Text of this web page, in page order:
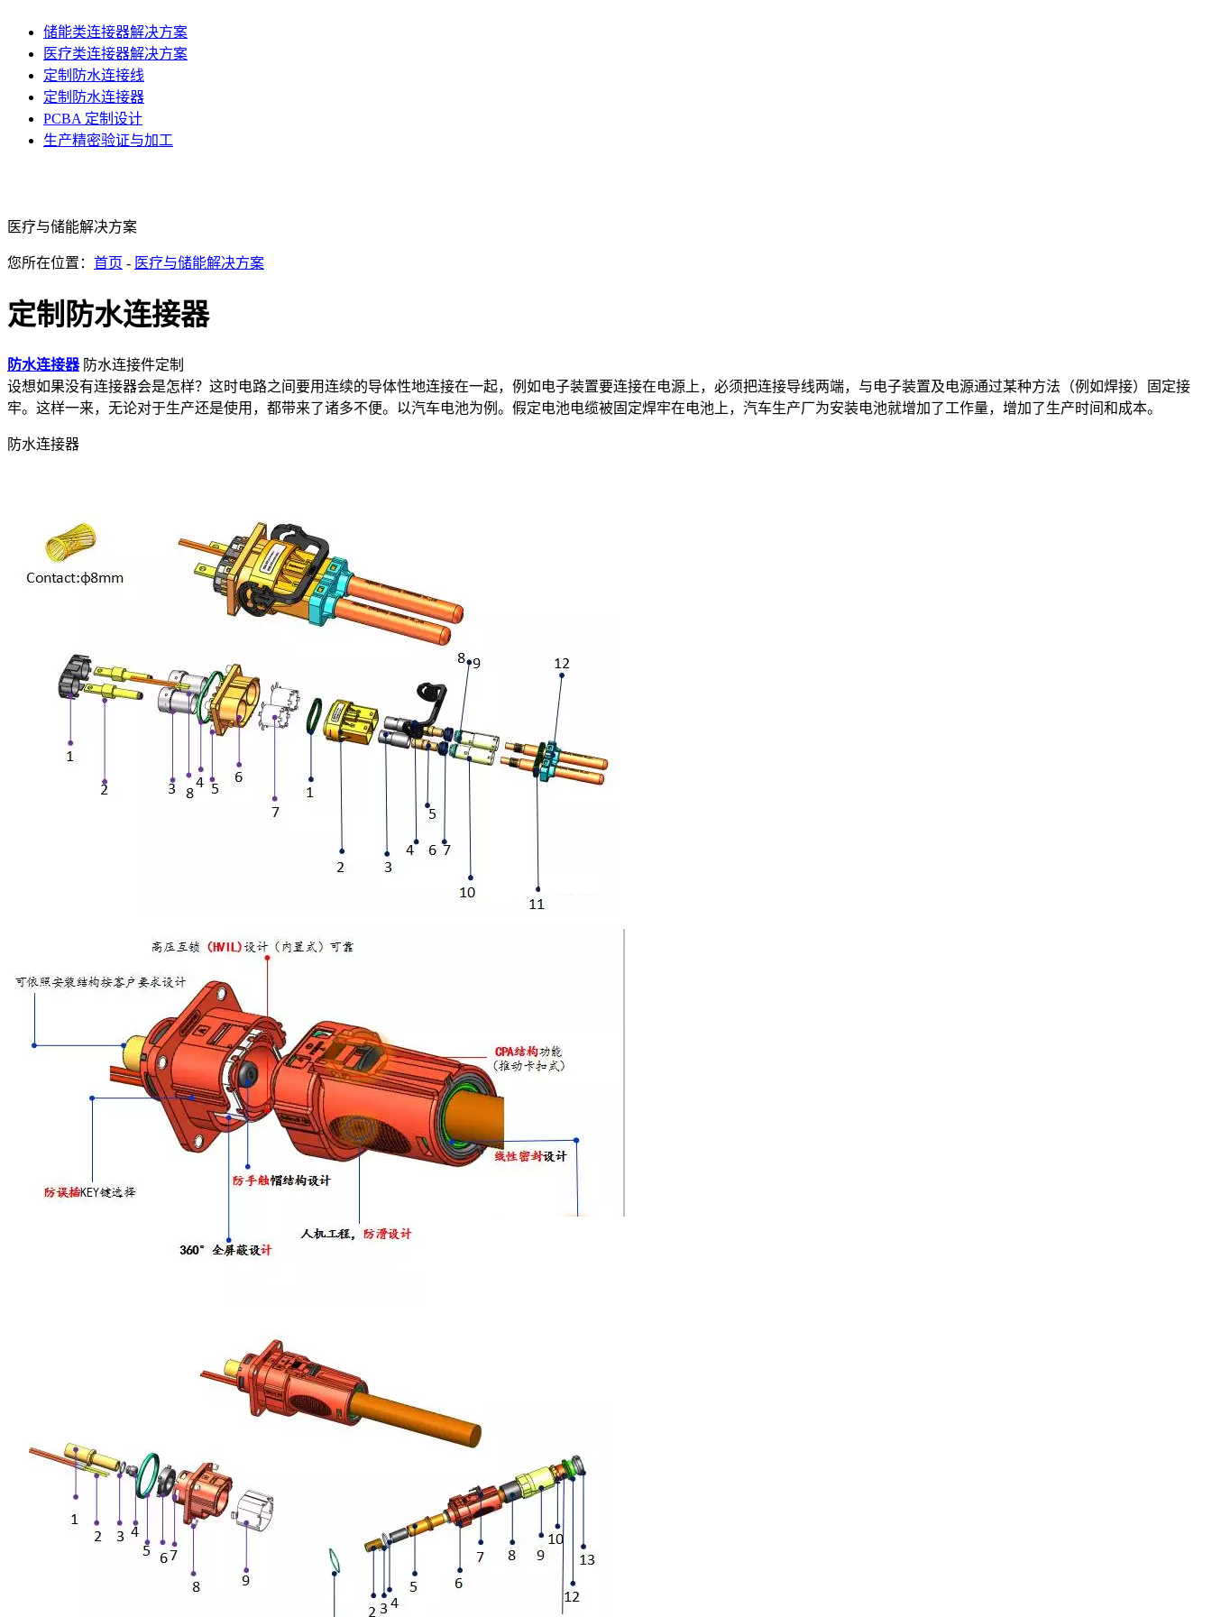
储能类连接器解决方案
医疗类连接器解决方案
定制防水连接线
定制防水连接器
PCBA 定制设计
生产精密验证与加工
医疗与储能解决方案
您所在位置： 首页 - 医疗与储能解决方案
定制防水连接器
防水连接器 防水连接件定制
设想如果没有连接器会是怎样？这时电路之间要用连续的导体性地连接在一起，例如电子装置要连接在电源上，必须把连接导线两端，与电子装置及电源通过某种方法（例如焊接）固定接
牢。这样一来，无论对于生产还是使用，都带来了诸多不便。以汽车电池为例。假定电池电缆被固定焊牢在电池上，汽车生产厂为安装电池就增加了工作量，增加了生产时间和成本。
防水连接器